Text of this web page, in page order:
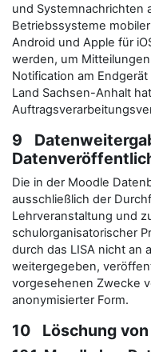
und Systemnachrichten
Betriebssysteme
Android und Apple für
werden, um
Notification am
Land Sachsen-Anhalt
9
Die in der Moodle
ausschließlich der
Lehrveranstaltung und
schulorganisatorischer
durch das LISA nicht an
weitergegeben,
vorgesehenen Zwecke
anonymisierter Form.
10 Löschung von